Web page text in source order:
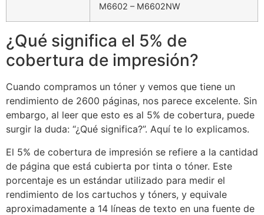
M6602 – M6602NW
¿Qué significa el 5% de
cobertura de impresión?
Cuando compramos un tóner y vemos que tiene un
rendimiento de 2600 páginas, nos parece excelente. Sin
embargo, al leer que esto es al 5% de cobertura, puede
surgir la duda: “¿Qué significa?”. Aquí te lo explicamos.
El 5% de cobertura de impresión se refiere a la cantidad
de página que está cubierta por tinta o tóner. Este
porcentaje es un estándar utilizado para medir el
rendimiento de los cartuchos y tóners, y equivale
aproximadamente a 14 líneas de texto en una fuente de